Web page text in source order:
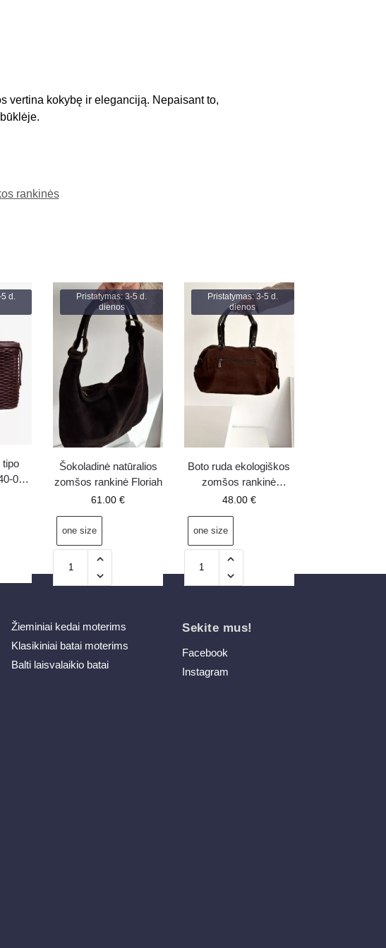
vertina kokybę ir eleganciją. Nepaisant to,
rankinės
5 d.
tipo
005
Pristatymas: 3-5 d.
dienos
Šokoladinė natūralios
zomšos rankinė Floriah
61.00€
one size
Pristatymas: 3-5 d.
dienos
Boto ruda ekologiškos
zomšos rankinė
Gressa
48.00 €
one size
Žieminiai kedai moterims
Klasikiniai batai moterims
Balti laisvalaikio batai
Sekite mus!
Facebook
Instagram